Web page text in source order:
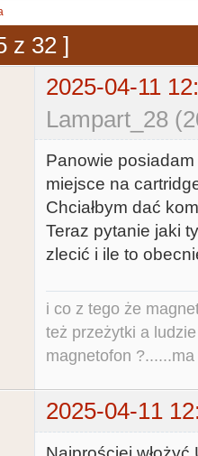
z 32 ]
2025-04-11
Lampart_28
Panowie
miejsce na
Chciałbym dać
Teraz pytanie jaki
zlecić i ile to
i co z tego że
też przeżytki a
magnetofon
2025-04-11